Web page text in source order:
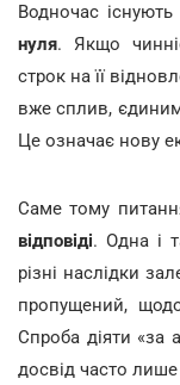
Водночас
нуля. Якщо
строк на її
вже сплив,
Це означає нову
Саме тому
відповіді. Одна і
різні наслідки
пропущений,
Спроба діяти «за
досвід часто лише